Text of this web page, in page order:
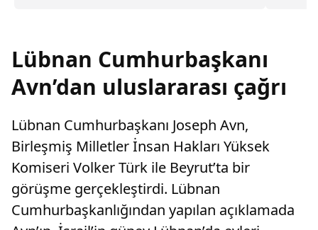
Lübnan Cumhurbaşkanı
Avn’dan uluslararası çağrı
Lübnan Cumhurbaşkanı Joseph Avn,
Birleşmiş Milletler İnsan Hakları Yüksek
Komiseri Volker Türk ile Beyrut’ta bir
görüşme gerçekleştirdi. Lübnan
Cumhurbaşkanlığından yapılan açıklamada